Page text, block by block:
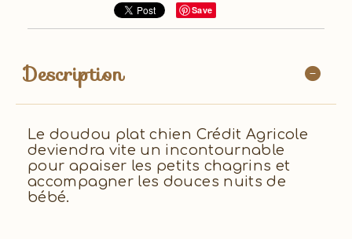
Save
Description
Le doudou plat chien Crédit Agricole
deviendra vite un incontournable
pour apaiser les petits chagrins et
accompagner les douces nuits de
bébé.